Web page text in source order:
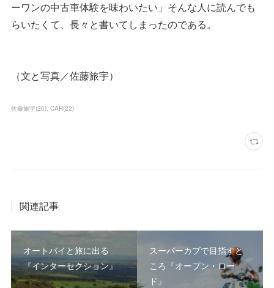
ーワンの中古車体験を味わいたい」そんな人に読んでも
らいたくて、長々と書いてしまったのである。
（文と写真／佐藤旅宇）
佐藤旅宇(20) CAR(22)
関連記事
オートバイと旅に出る
『インターセクション』
スーパーカブで目指すと
ころ『オープン・ロー
ド』